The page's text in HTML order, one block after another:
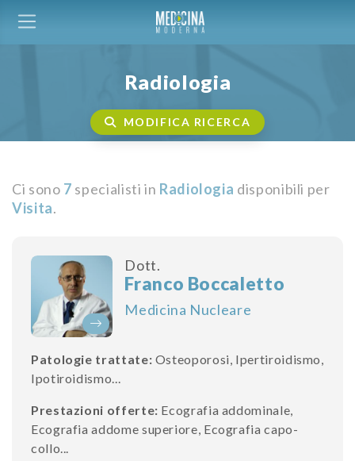
Radiologia
MODIFICA RICERCA
Ci sono 7 specialisti in Radiologia disponibili per
Visita.
Dott.
Franco Boccaletto
Medicina Nucleare
Patologie trattate: Osteoporosi, Ipertiroidismo,
Ipotiroidismo...
Prestazioni offerte: Ecografia addominale,
Ecografia addome superiore, Ecografia capo-
collo...